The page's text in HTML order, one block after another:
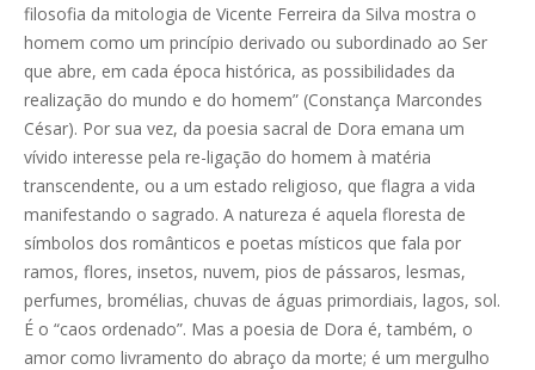
filosofia da mitologia de Vicente Ferreira da Silva mostra o
homem como um princípio derivado ou subordinado ao Ser
que abre, em cada época histórica, as possibilidades da
realização do mundo e do homem” (Constança Marcondes
César). Por sua vez, da poesia sacral de Dora emana um
vívido interesse pela re-ligação do homem à matéria
transcendente, ou a um estado religioso, que flagra a vida
manifestando o sagrado. A natureza é aquela floresta de
símbolos dos românticos e poetas místicos que fala por
ramos, flores, insetos, nuvem, pios de pássaros, lesmas,
perfumes, bromélias, chuvas de águas primordiais, lagos, sol.
É o “caos ordenado”. Mas a poesia de Dora é, também, o
amor como livramento do abraço da morte; é um mergulho